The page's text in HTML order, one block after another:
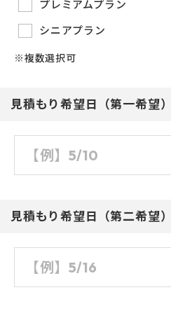
プレミアムプラン
シニアプラン
※複数選択可
見積もり希望日（第一希望）
見積もり希望日（第二希望）